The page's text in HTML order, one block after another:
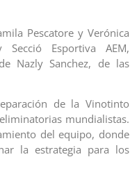
Pescatore y Verónica
Esportiva AEM,
Nazly Sanchez, de las
de la Vinotinto
mundialistas.
del equipo, donde
la estrategia para los